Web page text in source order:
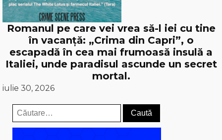
Romanul pe care vei vrea să-l iei cu tine
în vacanță: „Crima din Capri”, o
escapadă în cea mai frumoasă insulă a
Italiei, unde paradisul ascunde un secret
mortal.
iulie 30, 2026
Caută
după: